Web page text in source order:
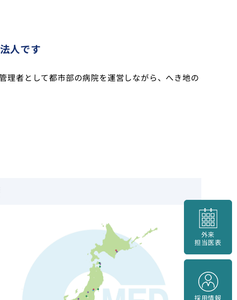
外来
担当医表
採用情報
人です
理者として都市部の病院を運営しながら、へき地の